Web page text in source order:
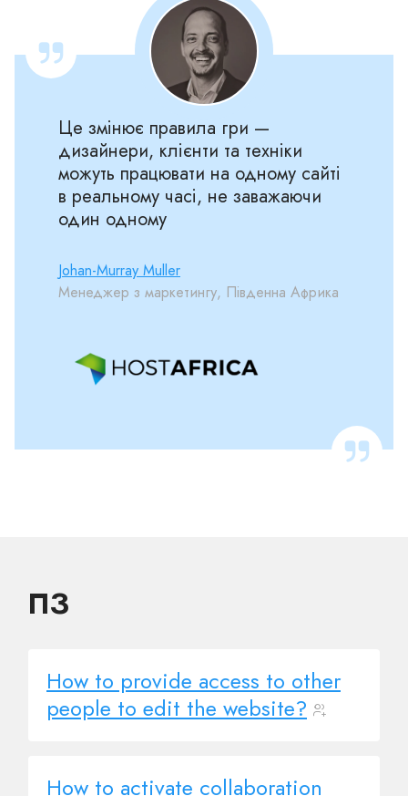
Це змінює правила гри —
дизайнери, клієнти та техніки
можуть працювати на одному сайті
в реальному часі, не заважаючи
один одному
Johan-Murray Muller
Менеджер з маркетингу, Південна Африка
ПЗ
How to provide access to other
people to edit the website?
How to activate collaboration